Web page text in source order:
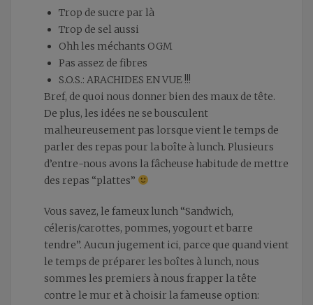
Trop de sucre par là
Trop de sel aussi
Ohh les méchants OGM
Pas assez de fibres
S.O.S.: ARACHIDES EN VUE !!!
Bref, de quoi nous donner bien des maux de tête.
De plus, les idées ne se bousculent
malheureusement pas lorsque vient le temps de
parler des repas pour la boîte à lunch. Plusieurs
d’entre-nous avons la fâcheuse habitude de mettre
des repas “plattes”
Vous savez, le fameux lunch “Sandwich,
céleris/carottes, pommes, yogourt et barre
tendre”. Aucun jugement ici, parce que quand vient
le temps de préparer les boîtes à lunch, nous
sommes les premiers à nous frapper la tête
contre le mur et à choisir la fameuse option: